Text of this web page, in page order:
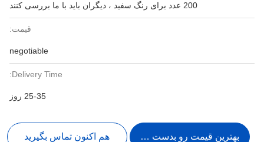
200 عدد برای رنگ سفید ، دیگران باید با ما بررسی کنند
قیمت:
negotiable
Delivery Time:
25-35 روز
بهترین قیمت رو بدست بیار هم اکنون تماس بگیرید